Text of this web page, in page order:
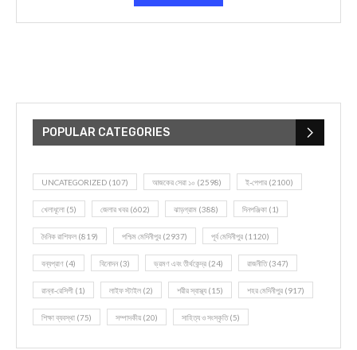
POPULAR CATEGORIES
UNCATEGORIZED (107) আজকের সেরা ১০ (2598) ই-পেপার (2100)
খেলাধূলো (5) জেলার খবর (602) ঝাড়গ্রাম (388) দিনপঞ্জিকা (1)
দৈনিক রাশিফল (819) পশ্চিম মেদিনীপুর (2937) পূর্ব মেদিনীপুর (1120)
বন্যপ্রাণ (4) বিনোদন(3) ভ্রমণ এবং তীর্থকেন্দ্র (24) রাজনীতি(347)
রান্না-রেসিপী (1) লাইফ স্টাইল (2) শরীর স্বাস্থ্য (15) শহর মেদিনীপুর (917)
শিক্ষা ব্যবস্থা (75) সম্পাদকীয় (20) সাহিত্য ও সংস্কৃতি(5)